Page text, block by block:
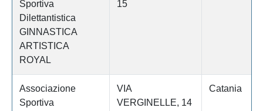
Sportiva
Dilettantistica
GINNASTICA
ARTISTICA
ROYAL
15
Associazione
Sportiva
VIA
VERGINELLE, 14
Catania